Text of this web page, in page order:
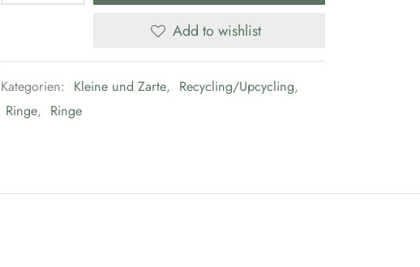
Add to wishlist
Kategorien: Kleine und Zarte, Recycling/Upcycling,
Ringe, Ringe